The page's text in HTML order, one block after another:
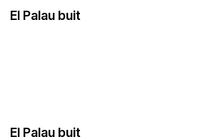
El Palau buit
El Palau buit